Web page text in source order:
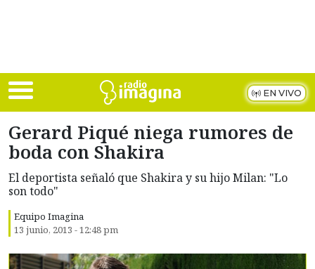
EN VIVO
Gerard Piqué niega rumores de
boda con Shakira
El deportista señaló que Shakira y su hijo Milan: "Lo
son todo"
Equipo Imagina
13 junio, 2013 - 12:48 pm